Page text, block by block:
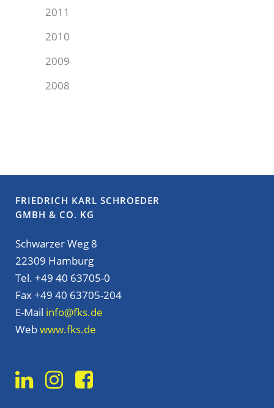
2011
2010
2009
2008
FRIEDRICH KARL SCHROEDER
GMBH & CO. KG
Schwarzer Weg 8
22309 Hamburg
Tel. +49 40 63705-0
Fax +49 40 63705-204
E-Mail info@fks.de
Webwww.fks.de